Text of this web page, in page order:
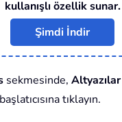
kullanışlı özellik sunar.
Şimdi İndir
sekmesinde, Altyazılar
tıklayın.